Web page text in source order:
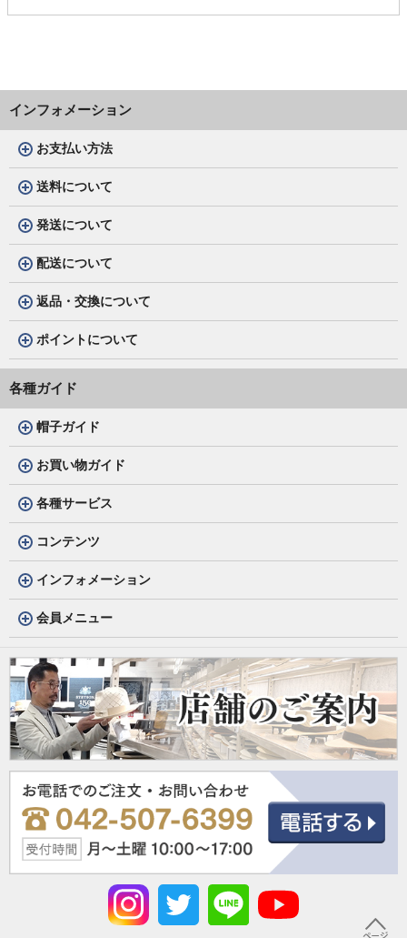
インフォメーション
お支払い方法
送料について
発送について
配送について
返品・交換について
ポイントについて
各種ガイド
帽子ガイド
お買い物ガイド
各種サービス
コンテンツ
インフォメーション
会員メニュー